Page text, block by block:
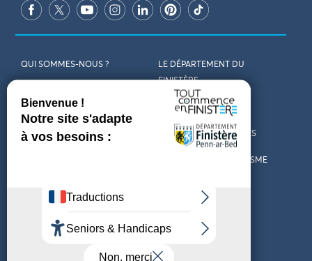
QUI SOMMES-NOUS ?
LE DÉPARTEMENT DU
FINISTÈRE
REJOIGNEZ-NOUS VENIR EN FINISTÈRE
CONTACT CARTES ET BROCHURES
LES OFFICES DE TOURISME
D’ACCESSIBILITÉ